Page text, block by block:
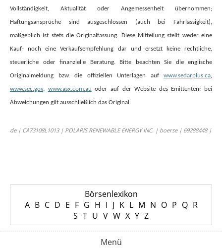
Vollständigkeit, Aktualität oder Angemessenheit übernommen;
Haftungsansprüche sind ausgeschlossen (auch bei Fahrlässigkeit),
maßgeblich ist stets die Originalfassung. Diese Mitteilung stellt weder eine
Kauf- noch eine Verkaufsempfehlung dar und ersetzt keine rechtliche,
steuerliche oder finanzielle Beratung. Bitte beachten Sie die englische
Originalmeldung bzw. die offiziellen Unterlagen auf www.sedarplus.ca,
www.sec.gov, www.asx.com.au oder auf der Website des Emittenten; bei
Abweichungen gilt ausschließlich das Original.
de | CA73108L1013 | POLARIS RENEWABLE ENERGY INC. | boerse | 69288448 |
Börsenlexikon
A B C D E F G H I J K L M N O P Q R
S T U V W X Y Z
Menü